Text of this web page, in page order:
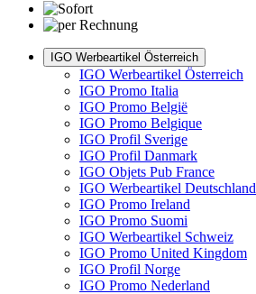
IGO Werbeartikel Österreich
IGO Werbeartikel Österreich
IGO Promo Italia
IGO Promo België
IGO Promo Belgique
IGO Profil Sverige
IGO Profil Danmark
IGO Objets Pub France
IGO Werbeartikel Deutschland
IGO Promo Ireland
IGO Promo Suomi
IGO Werbeartikel Schweiz
IGO Promo United Kingdom
IGO Profil Norge
IGO Promo Nederland